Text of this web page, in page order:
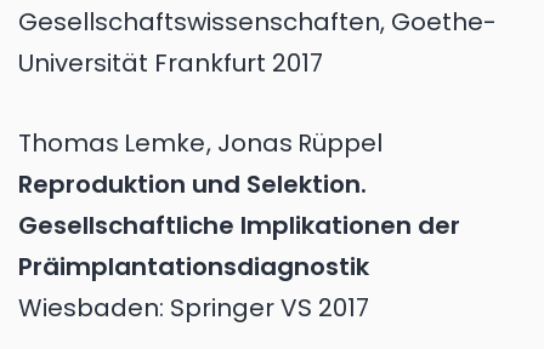
Gesellschaftswissenschaften, Goethe-
Universität Frankfurt 2017
Thomas Lemke, Jonas Rüppel
Reproduktion und Selektion.
Gesellschaftliche Implikationen der
Präimplantationsdiagnostik
Wiesbaden: Springer VS 2017